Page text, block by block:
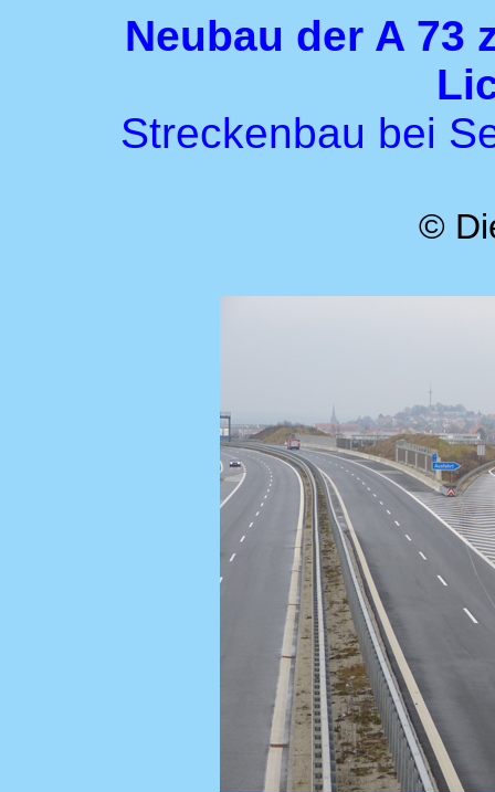
Neubau der A 73
Streckenbau bei
©